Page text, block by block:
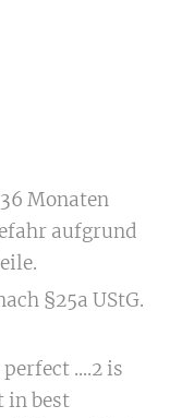
Monaten
aufgrund
§25a UStG.
....2 is
in best